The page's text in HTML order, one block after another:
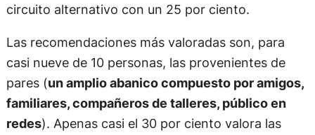
circuito alternativo con un 25 por ciento.
Las recomendaciones más valoradas son, para
casi nueve de 10 personas, las provenientes de
pares (un amplio abanico compuesto por amigos,
familiares, compañeros de talleres, público en
redes). Apenas casi el 30 por ciento valora las